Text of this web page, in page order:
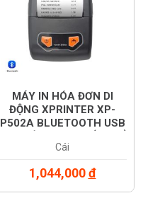
MÁY IN HÓA ĐƠN DI
ĐỘNG XPRINTER XP-
P502A BLUETOOTH USB
GIẤY 58MM
Cái
1,044,000đ